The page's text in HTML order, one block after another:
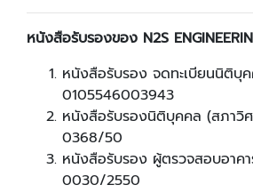
หนังสือรับรองของ N2S
หนังสือรับรอง จดทะเบียนนิติบุ
0105546003943
หนังสือรับรองนิติบุคคล (สภาวิ
0368/50
หนังสือรับรอง ผู้ตรวจสอบอาค
0030/2550